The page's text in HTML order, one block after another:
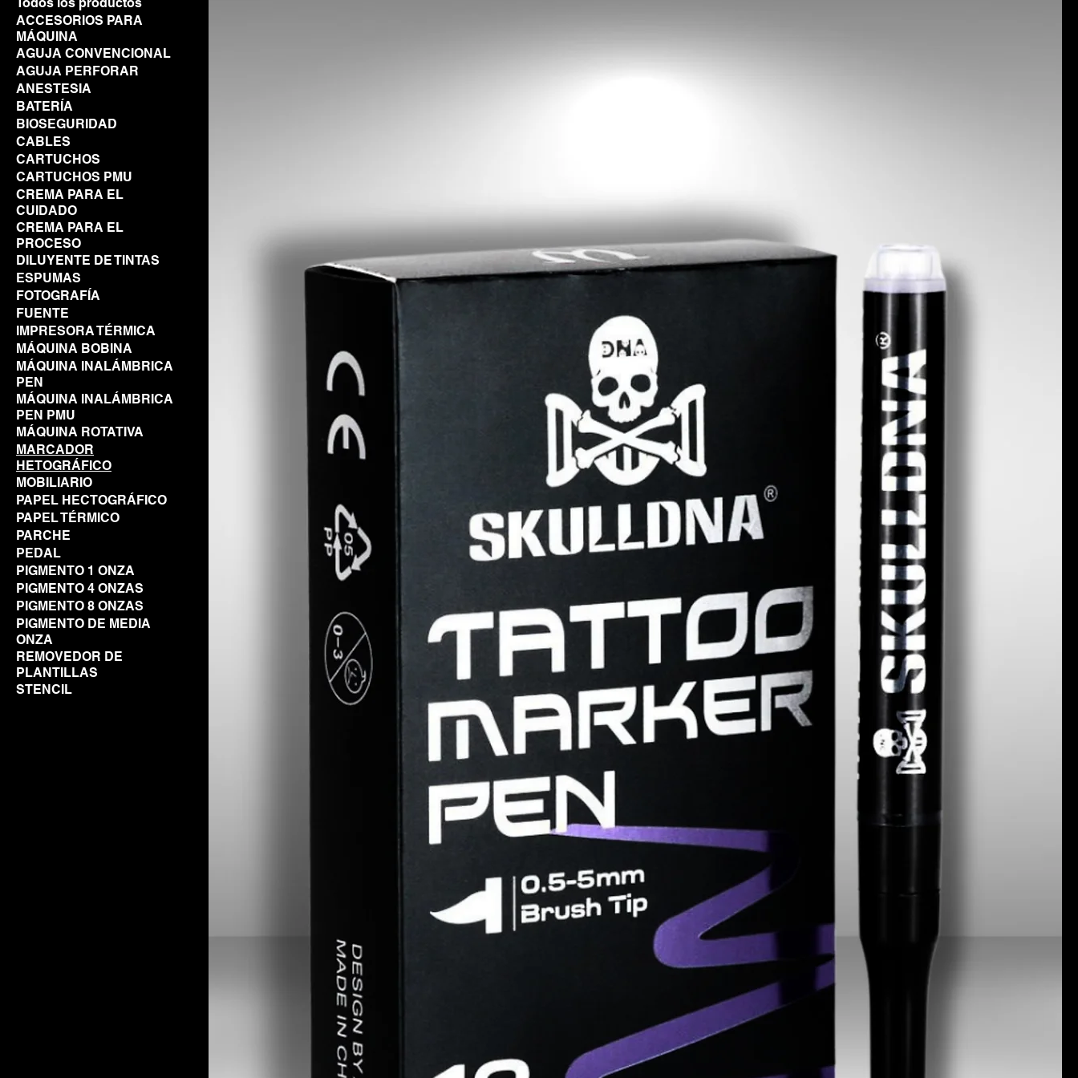
ACCESORIOS PARA
MÁQUINA
AGUJA CONVENCIONAL
AGUJA PERFORAR
ANESTESIA
BATERÍA
BIOSEGURIDAD
CABLES
CARTUCHOS
CARTUCHOS PMU
CREMA PARA EL
CUIDADO
CREMA PARA EL
PROCESO
DILUYENTE DE TINTAS
ESPUMAS
FOTOGRAFÍA
FUENTE
IMPRESORA TÉRMICA
MÁQUINA BOBINA
MÁQUINA INALÁMBRICA
PEN
MÁQUINA INALÁMBRICA
PEN PMU
MÁQUINA ROTATIVA
MARCADOR
HETOGRÁFICO
MOBILIARIO
PAPEL HECTOGRÁFICO
PAPEL TÉRMICO
PARCHE
PEDAL
PIGMENTO 1 ONZA
PIGMENTO 4 ONZAS
PIGMENTO 8 ONZAS
PIGMENTO DE MEDIA
ONZA
REMOVEDOR DE
PLANTILLAS
STENCIL